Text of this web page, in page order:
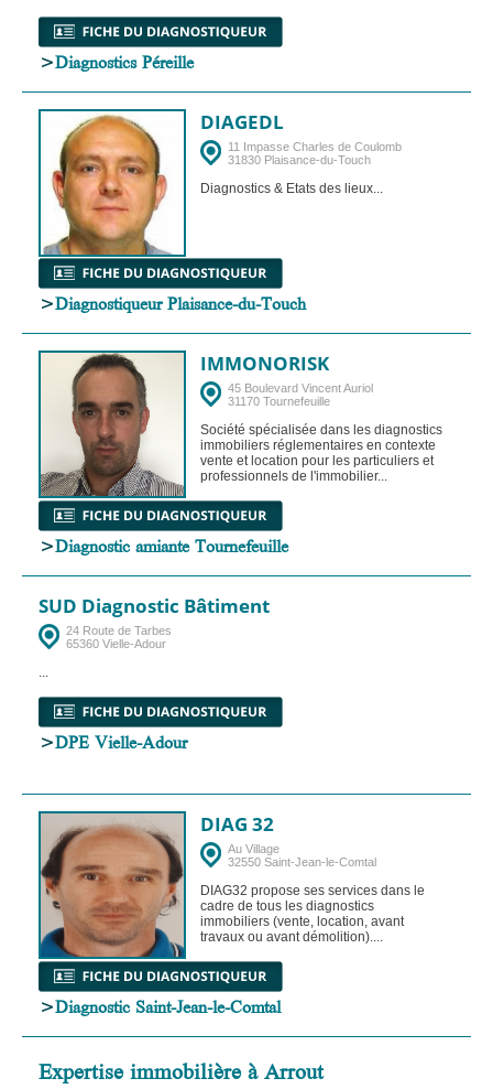
>Diagnostics Péreille
DIAGEDL
11 Impasse Charles de Coulomb
31830 Plaisance-du-Touch
Diagnostics & Etats des lieux...
>Diagnostiqueur Plaisance-du-Touch
IMMONORISK
45 Boulevard Vincent Auriol
31170 Tournefeuille
Société spécialisée dans les diagnostics
immobiliers réglementaires en contexte
vente et location pour les particuliers et
professionnels de l'immobilier...
>Diagnostic amiante Tournefeuille
SUD Diagnostic Bâtiment
24 Route de Tarbes
65360 Vielle-Adour
...
>DPE Vielle-Adour
DIAG 32
Au Village
32550 Saint-Jean-le-Comtal
DIAG32 propose ses services dans le
cadre de tous les diagnostics
immobiliers (vente, location, avant
travaux ou avant démolition)....
>Diagnostic Saint-Jean-le-Comtal
Expertise immobilière à Arrout